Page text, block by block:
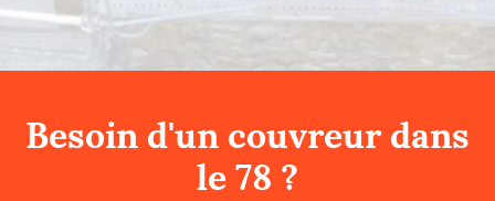
Besoin d'un couvreur dans
le 78 ?